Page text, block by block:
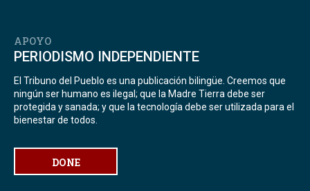
APOYO
PERIODISMO INDEPENDIENTE
El Tribuno del Pueblo es una publicación bilingüe. Creemos que
ningún ser humano es ilegal; que la Madre Tierra debe ser
protegida y sanada; y que la tecnología debe ser utilizada para el
bienestar de todos.
DONE